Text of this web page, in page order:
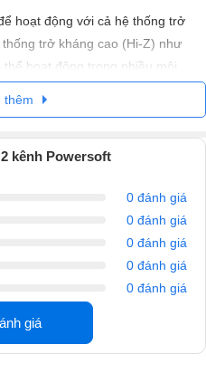
hoạt động với cả hệ thống trở
trở kháng cao (Hi-Z) như
hoạt động trong nhiều môi
sân khấu, nhà hát cho đến
tòa nhà, trung tâm thương
4804 DSP không chỉ cung cấp
mẽ mà còn đáp ứng tiêu chuẩn
trong các hệ thống âm thanh
và hiệu suất năng lượng tối ưu
Duecanali 4804 DSP là
(switch-mode power supply),
thêm
kênh Powersoft
0 đánh giá
0 đánh giá
0 đánh giá
0 đánh giá
0 đánh giá
giá